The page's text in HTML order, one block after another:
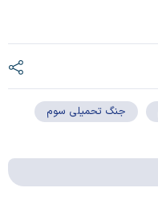
جنگ تحمیلی سوم